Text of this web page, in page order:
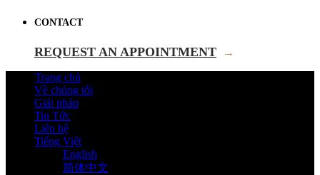
CONTACT
REQUEST AN APPOINTMENT →
Trang chủ
Về chúng tôi
Giải pháp
Tin Tức
Liên hệ
Tiếng Việt
English
简体中文